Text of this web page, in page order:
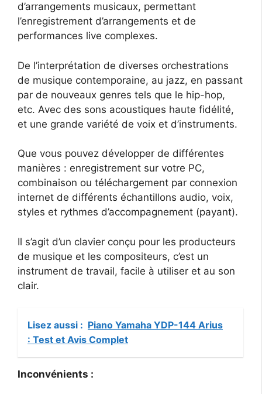
d’arrangements musicaux, permettant
l’enregistrement d’arrangements et de
performances live complexes.
De l’interprétation de diverses orchestrations
de musique contemporaine, au jazz, en passant
par de nouveaux genres tels que le hip-hop,
etc. Avec des sons acoustiques haute fidélité,
et une grande variété de voix et d’instruments.
Que vous pouvez développer de différentes
manières : enregistrement sur votre PC,
combinaison ou téléchargement par connexion
internet de différents échantillons audio, voix,
styles et rythmes d’accompagnement (payant).
Il s’agit d’un clavier conçu pour les producteurs
de musique et les compositeurs, c’est un
instrument de travail, facile à utiliser et au son
clair.
Lisez aussi : Piano Yamaha YDP-144 Arius
: Test et Avis Complet
Inconvénients :